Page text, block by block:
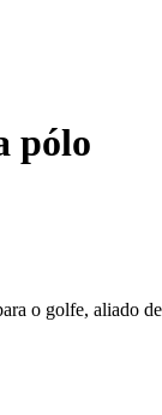
pólo
o golfe, aliado de